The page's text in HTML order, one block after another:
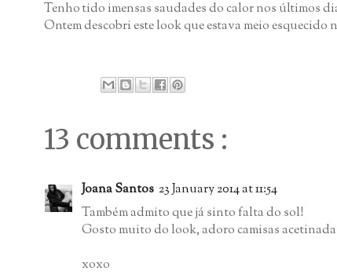
Tenho tido imensas saudades do calor nos últimos
Ontem descobri este look que estava meio esquecido
13 comments :
Joana Santos 23 January 2014 at 11:54
Também admito que já sinto falta do sol!
Gosto muito do look, adoro camisas
xoxo